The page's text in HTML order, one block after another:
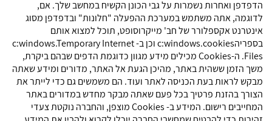
הדפדפן ואחרות נשמרות על גבי הכונן הקשיח במחשב שלך. אם,
לדוגמה, אתה משתמש במערכת ההפעלה "חלונות" ובדפדפן מסוג
אינטרנט אקספלורר של חב' מייקרוסופט, תוכל למצוא אותם
בספריהc:windows.cookies וכן ב- c:windows.Temporary Internet
Files. ה-Cookies מכילים מידע מגוון כדוגמת הדפים שבהם ביקרת,
משך הזמן ששהית באתר, מהיכן הגעת אל האתר, מדורים ומידע שאתה
מבקש לראות בעת הכניסה לאתר ועוד. הם משמשים גם כדי לייתר את
הצורך בהזנת פרטיך בכל פעם שאתה מבקר מחדש במדורים באתר
המחייבים רישום. המידע ב- Cookies מוצפן, והחברה נוקטת צעדי